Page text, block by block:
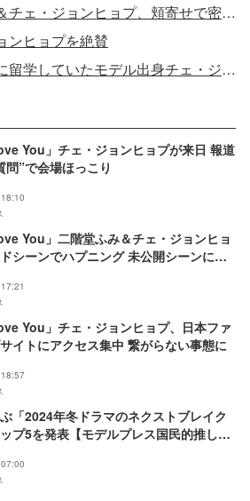
【写真】二階堂ふみ＆チェ・ジョンヒョプ、頬寄せで密着ハグ
ンヒョプを絶賛
【写真】南アフリカに留学していたモデル出身チェ・ジョンヒョプとは
You」チェ・ジョンヒョプが来日 報道
問”で会場ほっこり
You」二階堂ふみ＆チェ・ジョンヒョ
シーンでハプニング 未公開シーンにフ
You」チェ・ジョンヒョプ、日本ファ
イトにアクセス集中 繋がらない事態に
「2024年冬ドラマのネクストブレイク
プ5を発表【モデルプレス国民的推しラ